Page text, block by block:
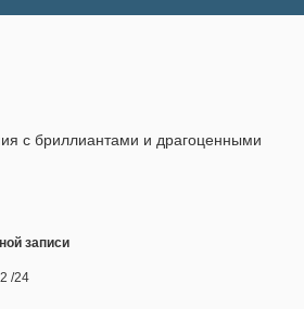
с бриллиантами и драгоценными
записи
/24